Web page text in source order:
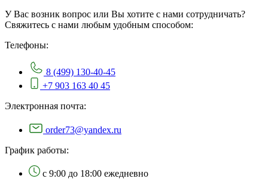
У Вас возник вопрос или Вы хотите с нами сотрудничать?
Свяжитесь с нами любым удобным способом:
Телефоны:
8 (499) 130-40-45
+7 903 163 40 45
Электронная почта:
order73@yandex.ru
График работы:
с 9:00 до 18:00 ежедневно